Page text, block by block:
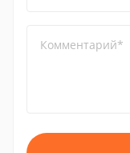
Комментарий*